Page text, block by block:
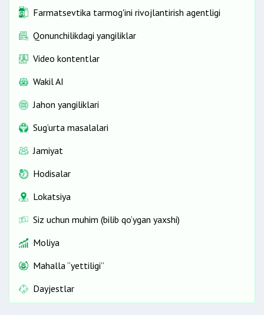
Farmatsevtika tarmog'ini rivojlantirish agentligi
Qonunchilikdagi yangiliklar
Video kontentlar
Wakil AI
Jahon yangiliklari
Sug‘urta masalalari
Jamiyat
Hodisalar
Lokatsiya
Siz uchun muhim (bilib qo‘ygan yaxshi)
Moliya
Mahalla “yettiligi”
Dayjestlar